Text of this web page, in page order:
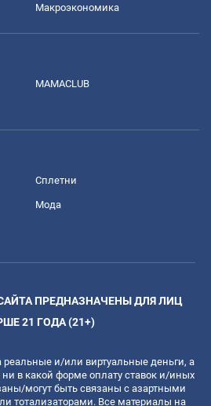
Mакроэкономика
MAMACLUB
Сплетни
Мода
ПРЕДНАЗНАЧЕНЫ ДЛЯ ЛИЦ
21 ГОДА (21+)
реальные и/или виртуальные деньги, а
в какой форме оплату ставок и/иных
могут быть связаны с азартными
тотализаторами. Все материалы на